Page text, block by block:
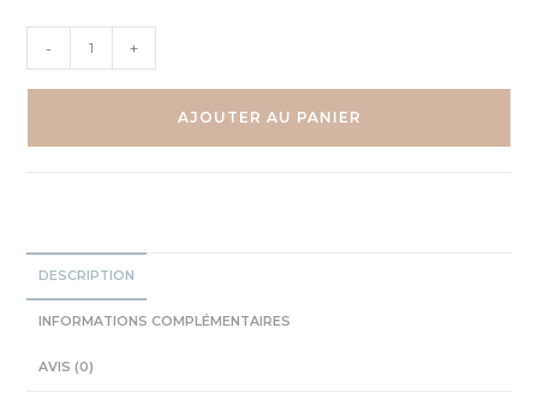
Singe
- +
AJOUTER AU PANIER
DESCRIPTION
INFORMATIONS COMPLÉMENTAIRES
AVIS (0)